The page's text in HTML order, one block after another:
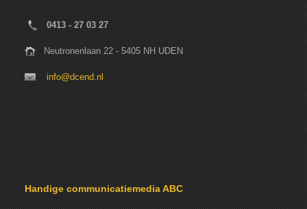
0413 - 27 03 27
Neutronenlaan 22 - 5405 NH UDEN
info@dcend.nl
Handige communicatiemedia ABC